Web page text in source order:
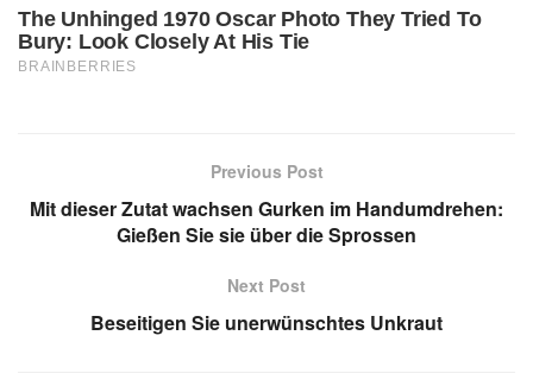
Previous Post
Mit dieser Zutat wachsen Gurken im Handumdrehen:
Gießen Sie sie über die Sprossen
Next Post
Beseitigen Sie unerwünschtes Unkraut